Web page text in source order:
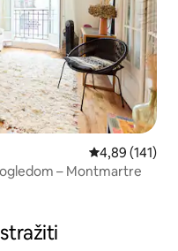
Prosječna
4,89 (141)
– Montmartre